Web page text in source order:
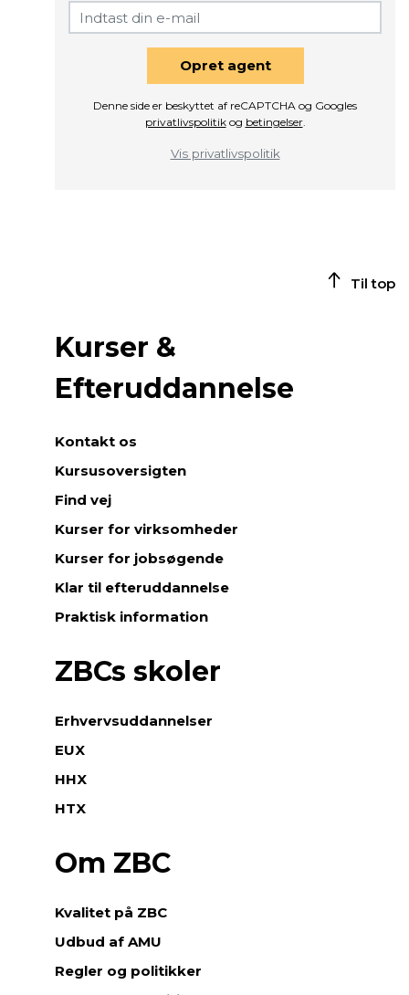
Opret agent
Denne side er beskyttet af reCAPTCHA og Googles
privatlivspolitikog betingelser.
Vis privatlivspolitik
Til top
Kurser &
Efteruddannelse
Kontakt os
Kursusoversigten
Find vej
Kurser for virksomheder
Kurser for jobsøgende
Klar til efteruddannelse
Praktisk information
ZBCs skoler
Erhvervsuddannelser
EUX
HHX
HTX
Om ZBC
Kvalitet på ZBC
Udbud af AMU
Regler og politikker